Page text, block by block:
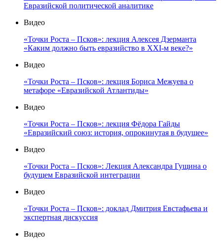
Евразийской политической аналитике
Видео
«Точки Роста – Псков»: лекция Алексея Дзерманта
«Каким должно быть евразийство в XXI-м веке?»
Видео
«Точки Роста – Псков»: лекция Бориса Межуева о
метафоре «Евразийской Атлантиды»
Видео
«Точки Роста – Псков»: лекция Фёдора Гайды
«Евразийский союз: история, опрокинутая в будущее»
Видео
«Точки Роста – Псков»: Лекция Александра Гущина о
будущем Евразийской интеграции
Видео
«Точки Роста – Псков»: доклад Дмитрия Евстафьева и
экспертная дискуссия
Видео